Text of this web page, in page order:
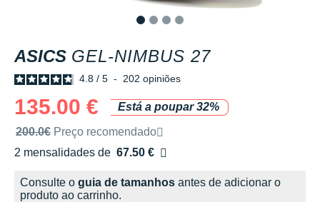
ASICS GEL-NIMBUS 27
4.8 / 5 - 202 opiniões
135.00 €
Está a poupar 32%
Preço de venda recomendado pela marca
200.0€ Preço recomendado
2 mensalidades de 67.50 €
sem custos
Consulte o guia de tamanhos antes de adicionar o
produto ao carrinho.